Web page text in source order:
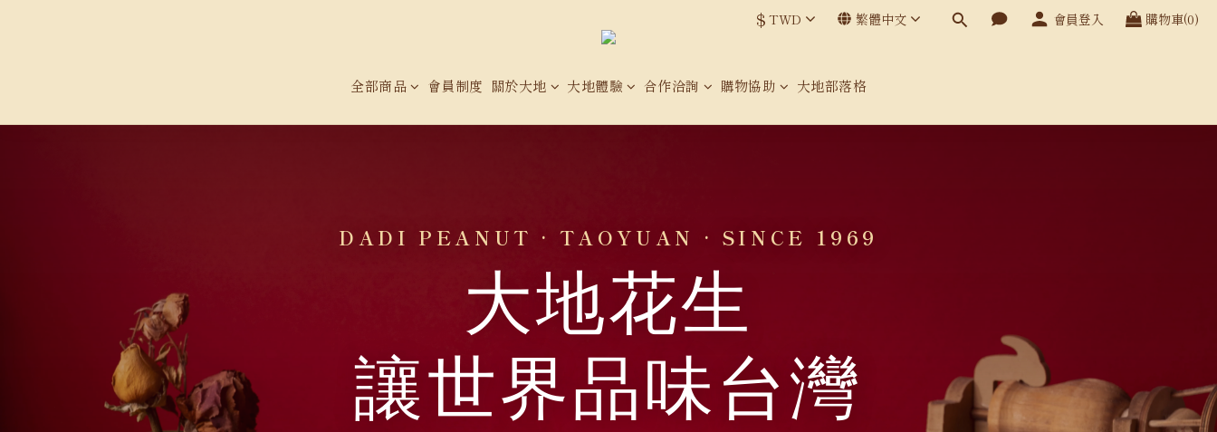
$ TWD 繁體中文 會員登入 購物車(0)
全部商品 會員制度 關於大地 大地體驗 合作洽詢 購物協助 大地部落格
DADI PEANUT · TAOYUAN · SINCE 1969
大地花生
讓世界品味台灣